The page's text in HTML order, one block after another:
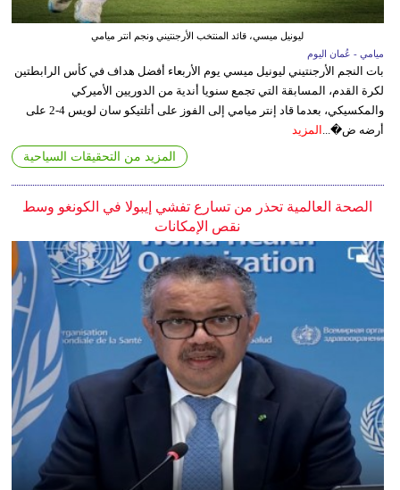
ليونيل ميسي، قائد المنتخب الأرجنتيني ونجم انتر ميامي
ميامي - عُمان اليوم
بات النجم الأرجنتيني ليونيل ميسي يوم الأربعاء أفضل هداف في كأس الرابطتين
لكرة القدم، المسابقة التي تجمع سنويا أندية من الدوريين الأميركي
والمكسيكي، بعدما قاد إنتر ميامي إلى الفوز على أتلتيكو سان لويس 4-2 على
أرضه ض�... المزيد
المزيد من التحقيقات السياحية
الصحة العالمية تحذر من تسارع تفشي إيبولا في الكونغو وسط
نقص الإمكانات